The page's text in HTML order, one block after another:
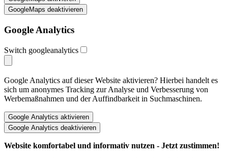
Google Analytics
Switch googleanalytics
Google Analytics auf dieser Website aktivieren? Hierbei handelt es
sich um anonymes Tracking zur Analyse und Verbesserung von
Werbemaßnahmen und der Auffindbarkeit in Suchmaschinen.
Website komfortabel und informativ nutzen - Jetzt zustimmen!